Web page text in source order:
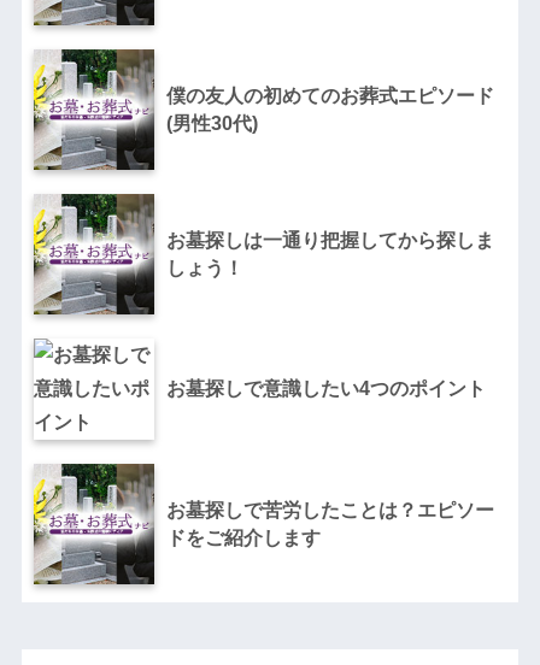
僕の友人の初めてのお葬式エピソード
(男性30代)
お墓探しは一通り把握してから探しま
しょう！
お墓探しで意識したい4つのポイント
お墓探しで苦労したことは？エピソー
ドをご紹介します